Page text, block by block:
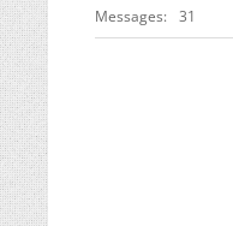
Messages 31